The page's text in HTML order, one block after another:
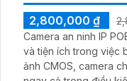
2,800,000 ₫
Camera an ninh IP
và tiện ích trong việc bảo vệ an
ảnh CMOS, camera